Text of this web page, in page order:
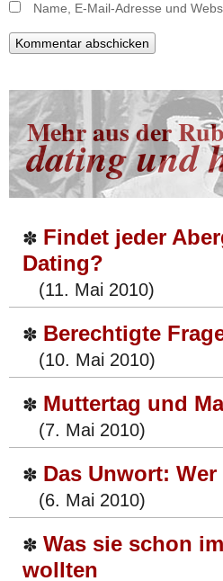
Name, E-Mail-Adresse und
Mehr aus der
dating und
✽ Findet jeder
Dating?
(11. Mai 2010)
✽ Berechtigte
(10. Mai 2010)
✽ Muttertag und
(7. Mai 2010)
✽ Das Unwort:
(6. Mai 2010)
✽ Was sie schon
wollten